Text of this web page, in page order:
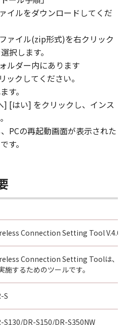
イルをダウンロードしてくだ
ァイル(zip形式)を右クリック
択します。
ルダー内にあります
クしてください。
す。
] [はい] をクリックし、インス
PCの再起動画面が表示された
す。
Connection Setting Tool
Connection Setting Toolは、
施するためのツールです。
S
S130/DR-S150/DR-S350NW